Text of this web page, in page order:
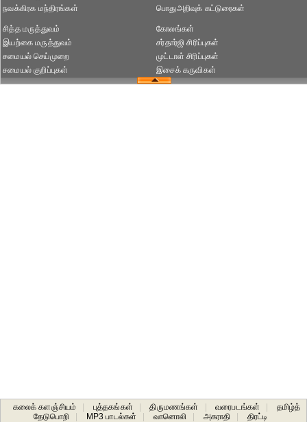
நவக்கிரக மந்திரங்கள்
பொதுஅறிவுக் கட்டுரைகள்
சித்த மருத்துவம்
இயற்கை மருத்துவம்
சமையல் செய்முறை
சமையல் குறிப்புகள்
கோலங்கள்
சர்தார்ஜி சிரிப்புகள்
முட்டாள் சிரிப்புகள்
இசைக் கருவிகள்
கலைக் களஞ்சியம் புத்தகங்கள் திருமணங்கள் வரைபடங்கள்
தமிழ்த்
தேடுபொறி
MP3 பாடல்கள் வானொலி அகராதி திரட்டி